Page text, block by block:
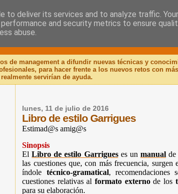
Libro
de management a difundir nuevas técnicas y
para hacer frente a los nuevos retos con
servirían de ayuda.
lunes, 11 de julio de 2016
Libro de estilo Garrigues
Estimad@s amig@s
Sinopsis
ElLibro de estilo Garrigueses un manualde
las cuestiones que, con más frecuencia,
índole técnico-gramatical, recomendaciones
cuestiones relativas alformato externode los
para su elaboración.
to deliver its services and to analyze traffic.
and security metrics to ensure
abuse.